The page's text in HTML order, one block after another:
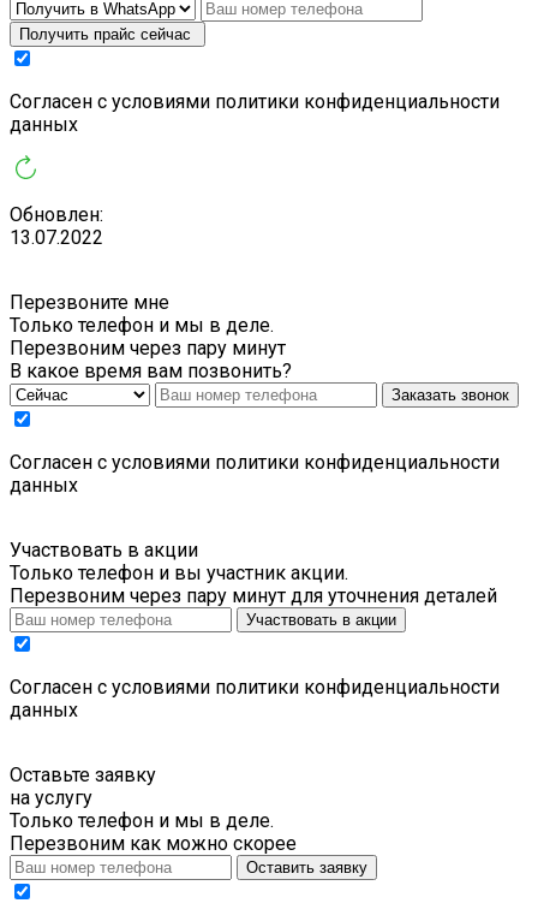
Получить прайс сейчас
Cогласен с условиями политики конфиденциальности
данных
Обновлен:
13.07.2022
Перезвоните мне
Только телефон и мы в деле.
Перезвоним через пару минут
В какое время вам позвонить?
Заказать звонок
Cогласен с условиями политики конфиденциальности
данных
Участвовать в акции
Только телефон и вы участник акции.
Перезвоним через пару минут для уточнения деталей
Участвовать в акции
Cогласен с условиями политики конфиденциальности
данных
Оставьте заявку
на услугу
Только телефон и мы в деле.
Перезвоним как можно скорее
Оставить заявку